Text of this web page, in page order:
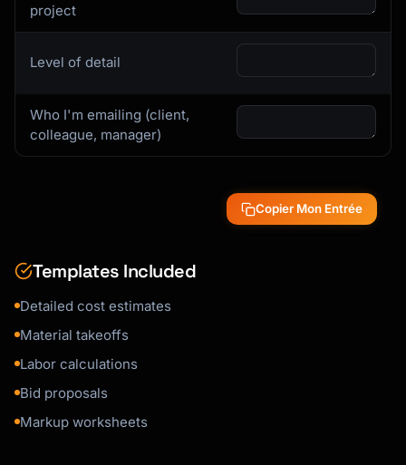
project
Level of detail
Who I'm emailing (client,
colleague, manager)
Copier Mon Entrée
Templates Included
Detailed cost estimates
Material takeoffs
Labor calculations
Bid proposals
Markup worksheets